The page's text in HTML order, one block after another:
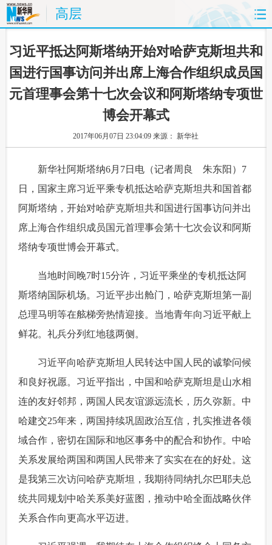
高层
首页 时政 国际 财经
娱乐 体育 人事 教育
思客 地方
台湾 华人
科技 能源 房产 公司
旅游 健康 信息化 数据
富媒体 摄影 新华广播
习近平抵达阿斯塔纳开始对哈萨克斯坦共和
国进行国事访问并出席上海合作组织成员国
元首理事会第十七次会议和阿斯塔纳专项世
博会开幕式
2017年06月07日 23:04:09来源： 新华社
新华社阿斯塔纳6月7日电（记者周良 朱东阳）7
日，国家主席习近平乘专机抵达哈萨克斯坦共和国首都
阿斯塔纳，开始对哈萨克斯坦共和国进行国事访问并出
席上海合作组织成员国元首理事会第十七次会议和阿斯
塔纳专项世博会开幕式。
当地时间晚7时15分许，习近平乘坐的专机抵达阿
斯塔纳国际机场。习近平步出舱门，哈萨克斯坦第一副
总理马明等在舷梯旁热情迎接。当地青年向习近平献上
鲜花。礼兵分列红地毯两侧。
习近平向哈萨克斯坦人民转达中国人民的诚挚问候
和良好祝愿。习近平指出，中国和哈萨克斯坦是山水相
连的友好邻邦，两国人民友谊源远流长，历久弥新。中
哈建交25年来，两国持续巩固政治互信，扎实推进各领
域合作，密切在国际和地区事务中的配合和协作。中哈
关系发展给两国和两国人民带来了实实在在的好处。这
是我第三次访问哈萨克斯坦，我期待同纳扎尔巴耶夫总
统共同规划中哈关系美好蓝图，推动中哈全面战略伙伴
关系合作向更高水平迈进。